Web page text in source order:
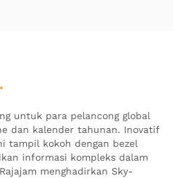
untuk para pelancong global
dan kalender tahunan. Inovatif
tampil kokoh dengan bezel
informasi kompleks dalam
menghadirkan Sky-